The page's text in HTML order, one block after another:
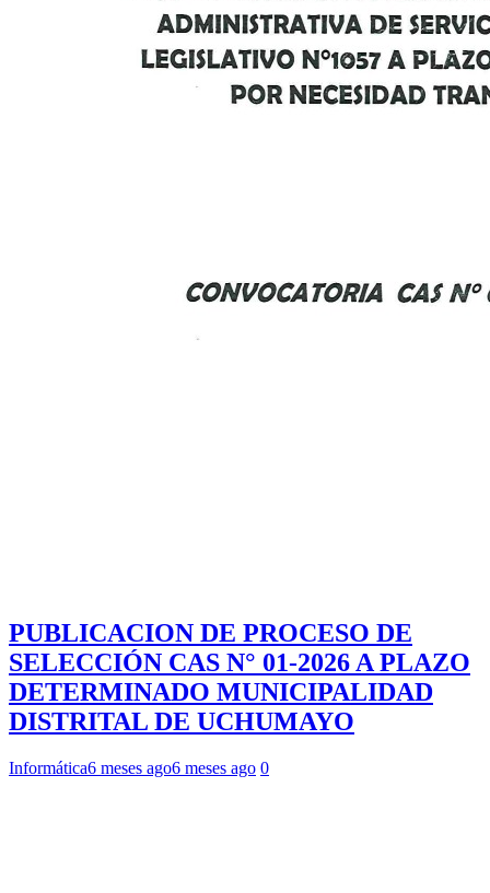
PUBLICACION DE PROCESO DE
SELECCIÓN CAS N° 01-2026 A PLAZO
DETERMINADO MUNICIPALIDAD
DISTRITAL DE UCHUMAYO
Informática6 meses ago6 meses ago 0